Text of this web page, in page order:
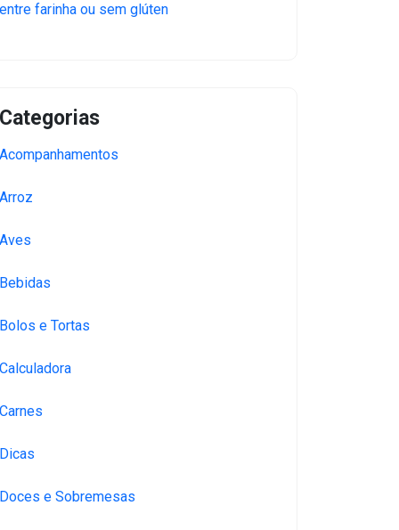
entre farinha ou sem glúten
Categorias
Acompanhamentos
Arroz
Aves
Bebidas
Bolos e Tortas
Calculadora
Carnes
Dicas
Doces e Sobremesas